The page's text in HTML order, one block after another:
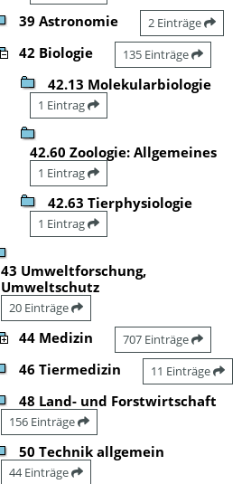
39 Astronomie 2 Einträge
42 Biologie 135 Einträge
42.13 Molekularbiologie
1 Eintrag
42.60 Zoologie: Allgemeines
1 Eintrag
42.63 Tierphysiologie
1 Eintrag
43 Umweltforschung,
Umweltschutz
20 Einträge
44 Medizin 707 Einträge
46 Tiermedizin 11 Einträge
48 Land- und Forstwirtschaft
156 Einträge
50 Technik allgemein
44 Einträge